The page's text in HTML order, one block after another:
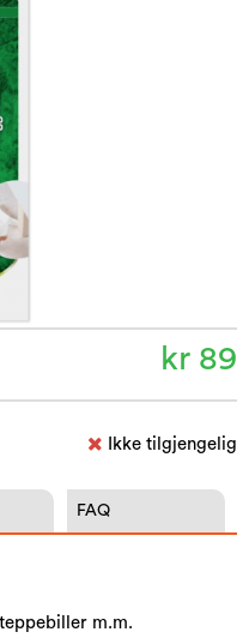
kr 89
Ikke tilgjengelig
FAQ
m.m.